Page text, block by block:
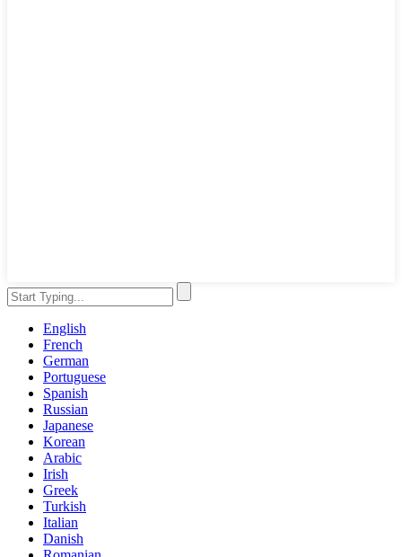
English
French
German
Portuguese
Spanish
Russian
Japanese
Korean
Arabic
Irish
Greek
Turkish
Italian
Danish